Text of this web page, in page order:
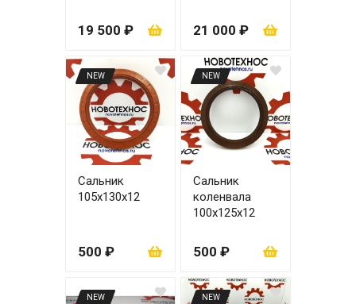
46 мм 28
зубьев)
19 500 ₽ 21 000 ₽
NEW
Сальник
105x130x12
500 ₽
NEW
Сальник
коленвала
100х125х12
500 ₽
NEW NEW